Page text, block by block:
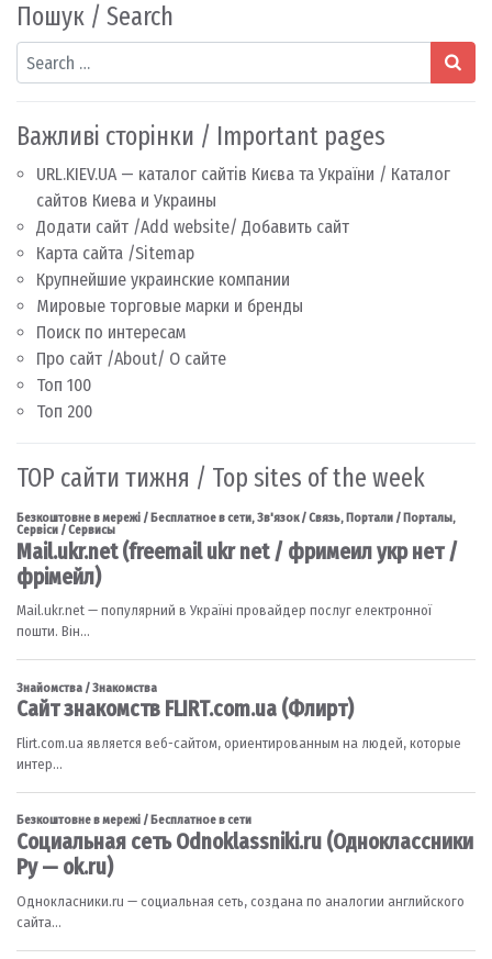
Пошук / Search
Search
Важливі сторінки / Important pages
URL.KIEV.UA — каталог сайтів Києва та України / Каталог
сайтов Киева и Украины
Додати сайт /Add website/ Добавить сайт
Карта сайта /Sitemap
Крупнейшие украинские компании
Мировые торговые марки и бренды
Поиск по интересам
Про сайт /About/ О сайте
Топ 100
Топ 200
TOP сайти тижня / Top sites of the week